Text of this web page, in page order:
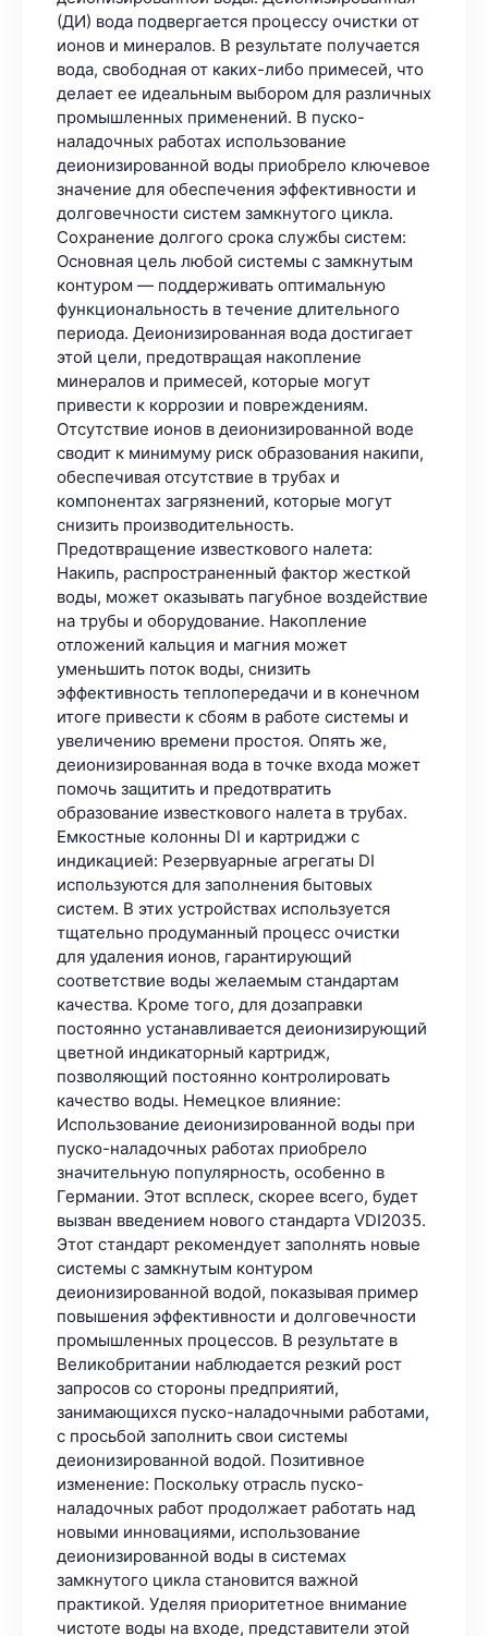
(ДИ) вода подвергается процессу очистки от
ионов и минералов. В результате получается
вода, свободная от каких-либо примесей, что
делает ее идеальным выбором для различных
промышленных применений. В пуско-
наладочных работах использование
деионизированной воды приобрело ключевое
значение для обеспечения эффективности и
долговечности систем замкнутого цикла.
Сохранение долгого срока службы систем:
Основная цель любой системы с замкнутым
контуром — поддерживать оптимальную
функциональность в течение длительного
периода. Деионизированная вода достигает
этой цели, предотвращая накопление
минералов и примесей, которые могут
привести к коррозии и повреждениям.
Отсутствие ионов в деионизированной воде
сводит к минимуму риск образования накипи,
обеспечивая отсутствие в трубах и
компонентах загрязнений, которые могут
снизить производительность.
Предотвращение известкового налета:
Накипь, распространенный фактор жесткой
воды, может оказывать пагубное воздействие
на трубы и оборудование. Накопление
отложений кальция и магния может
уменьшить поток воды, снизить
эффективность теплопередачи и в конечном
итоге привести к сбоям в работе системы и
увеличению времени простоя. Опять же,
деионизированная вода в точке входа может
помочь защитить и предотвратить
образование известкового налета в трубах.
Емкостные колонны DI и картриджи с
индикацией: Резервуарные агрегаты DI
используются для заполнения бытовых
систем. В этих устройствах используется
тщательно продуманный процесс очистки
для удаления ионов, гарантирующий
соответствие воды желаемым стандартам
качества. Кроме того, для дозаправки
постоянно устанавливается деионизирующий
цветной индикаторный картридж,
позволяющий постоянно контролировать
качество воды. Немецкое влияние:
Использование деионизированной воды при
пуско-наладочных работах приобрело
значительную популярность, особенно в
Германии. Этот всплеск, скорее всего, будет
вызван введением нового стандарта VDI2035.
Этот стандарт рекомендует заполнять новые
системы с замкнутым контуром
деионизированной водой, показывая пример
повышения эффективности и долговечности
промышленных процессов. В результате в
Великобритании наблюдается резкий рост
запросов со стороны предприятий,
занимающихся пуско-наладочными работами,
с просьбой заполнить свои системы
деионизированной водой. Позитивное
изменение: Поскольку отрасль пуско-
наладочных работ продолжает работать над
новыми инновациями, использование
деионизированной воды в системах
замкнутого цикла становится важной
практикой. Уделяя приоритетное внимание
чистоте воды на входе, представители этой